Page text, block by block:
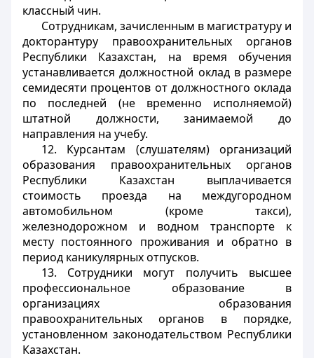
классный чин.
Сотрудникам, зачисленным в магистратуру и
докторантуру правоохранительных органов
Республики Казахстан, на время обучения
устанавливается должностной оклад в размере
семидесяти процентов от должностного оклада
по последней (не временно исполняемой)
штатной должности, занимаемой до
направления на учебу.
12. Курсантам (слушателям) организаций
образования правоохранительных органов
Республики Казахстан выплачивается
стоимость проезда на междугородном
автомобильном (кроме такси),
железнодорожном и водном транспорте к
месту постоянного проживания и обратно в
период каникулярных отпусков.
13. Сотрудники могут получить высшее
профессиональное образование в
организациях образования
правоохранительных органов в порядке,
установленном законодательством Республики
Казахстан.